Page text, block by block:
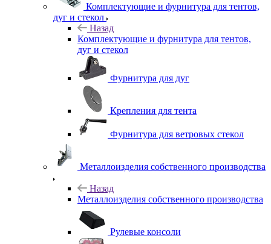
Комплектующие и фурнитура для тентов,
дуг и стекол
Назад
Комплектующие и фурнитура для тентов,
дуг и стекол
Фурнитура для дуг
Крепления для тента
Фурнитура для ветровых стекол
Металлоизделия собственного производства
Назад
Металлоизделия собственного производства
Рулевые консоли